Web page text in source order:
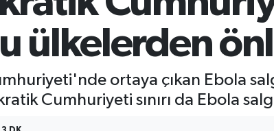
ülkelerden
ortaya çıkan Ebola
Cumhuriyeti sınırı da Ebola